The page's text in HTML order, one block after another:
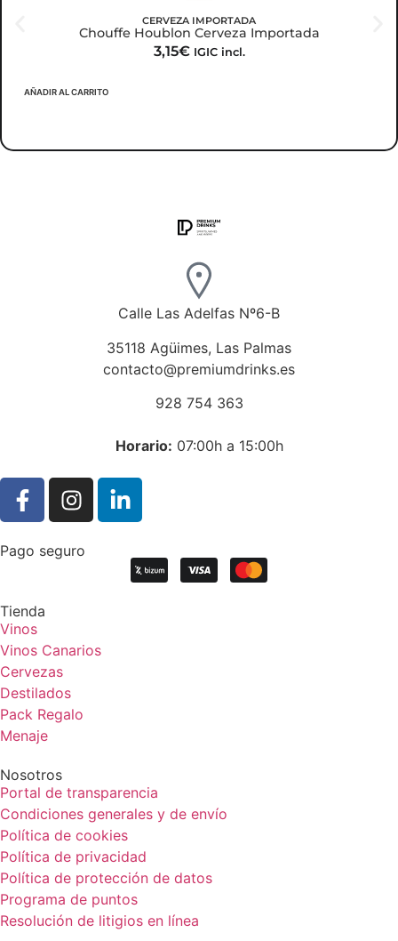
CERVEZA IMPORTADA
Chouffe Houblon Cerveza Importada
3,15€ IGIC incl.
AÑADIR AL CARRITO
Calle Las Adelfas Nº6-B
35118 Agüimes, Las Palmas
contacto@premiumdrinks.es
928 754 363
Horario: 07:00h a 15:00h
Pago seguro
Tienda
Vinos
Vinos Canarios
Cervezas
Destilados
Pack Regalo
Menaje
Nosotros
Portal de transparencia
Condiciones generales y de envío
Política de cookies
Política de privacidad
Política de protección de datos
Programa de puntos
Resolución de litigios en línea